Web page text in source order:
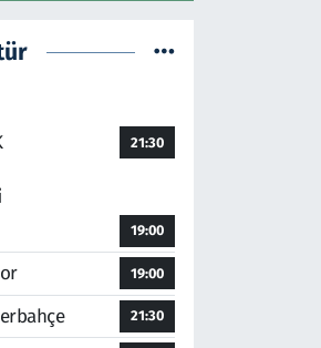
21:30
19:00
19:00
21:30